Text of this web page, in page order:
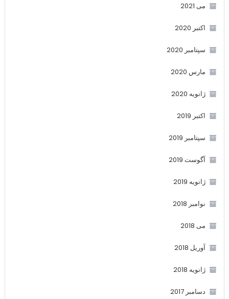
می 2021
اکتبر 2020
سپتامبر 2020
مارس 2020
ژانویه 2020
اکتبر 2019
سپتامبر 2019
آگوست 2019
ژانویه 2019
نوامبر 2018
می 2018
آوریل 2018
ژانویه 2018
دسامبر 2017